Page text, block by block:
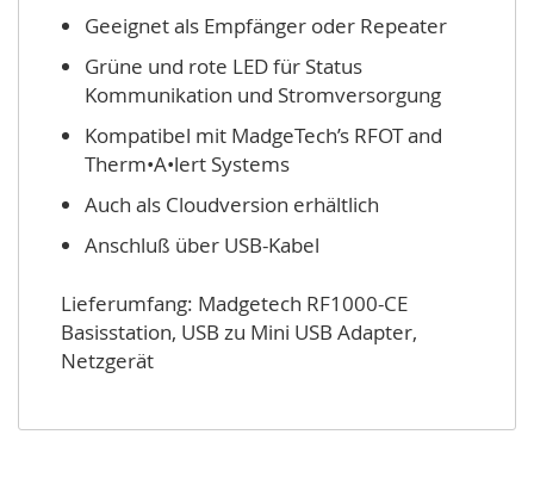
Geeignet als Empfänger oder Repeater
Grüne und rote LED für Status
Kommunikation und Stromversorgung
Kompatibel mit MadgeTech’s RFOT and
Therm•A•lert Systems
Auch als Cloudversion erhältlich
Anschluß über USB-Kabel
Lieferumfang: Madgetech RF1000-CE
Basisstation, USB zu Mini USB Adapter,
Netzgerät